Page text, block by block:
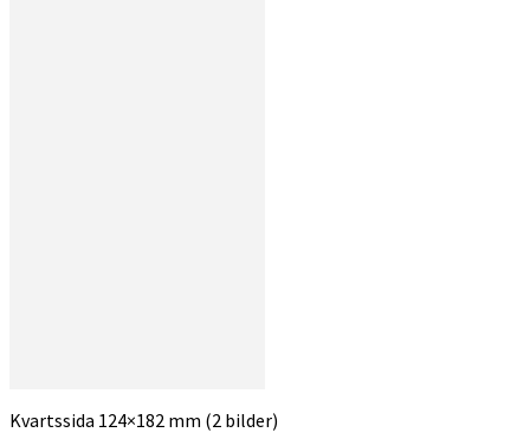
Kvartssida 124×182 mm (2 bilder)